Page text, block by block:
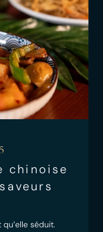
chinoise
séduit.